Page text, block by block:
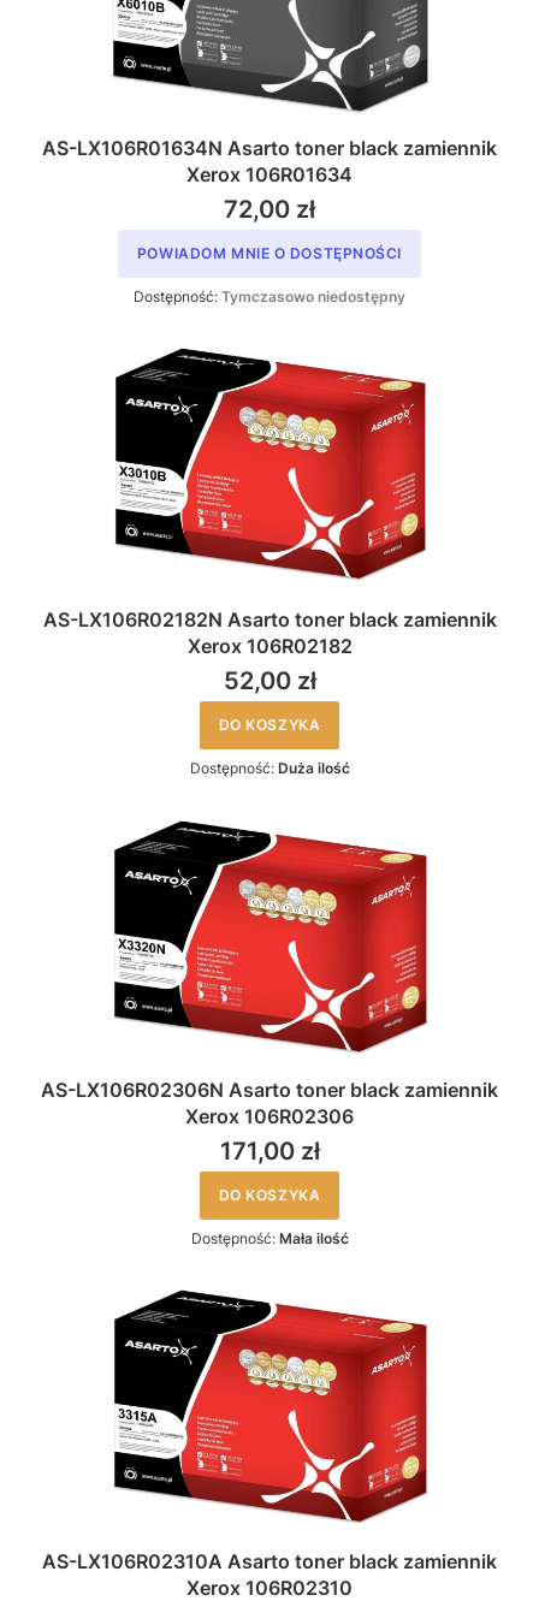
AS-LX106R01634N Asarto toner black zamiennik
Xerox 106R01634
72,00 zł
POWIADOM MNIE O DOSTĘPNOŚCI
Dostępność: Tymczasowo niedostępny
AS-LX106R02182N Asarto toner black zamiennik
Xerox 106R02182
52,00 zł
DO KOSZYKA
Dostępność: Duża ilość
AS-LX106R02306N Asarto toner black zamiennik
Xerox 106R02306
171,00 zł
DO KOSZYKA
Dostępność: Mała ilość
AS-LX106R02310A Asarto toner black zamiennik
Xerox 106R02310